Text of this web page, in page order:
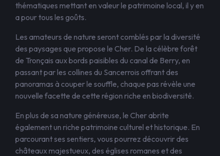
thématiques mettant en valeur le patrimoine local, il y en
a pour tous les goûts.
Les amateurs de nature seront comblés par la diversité
des paysages que propose le Cher. De la célèbre forêt
de Tronçais aux bords paisibles du canal de Berry, en
passant par les collines du Sancerrois offrant des
panoramas à couper le souffle, chaque pas révèle une
nouvelle facette de cette région riche en biodiversité.
En plus de sa nature généreuse, le Cher abrite
également un riche patrimoine culturel et historique. En
parcourant ses sentiers, vous pourrez découvrir des
châteaux majestueux, des églises romanes et des